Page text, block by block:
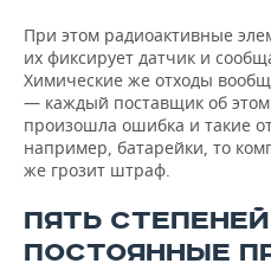
При этом радиоактивные
их фиксирует датчик и
Химические же отходы
— каждый поставщик об этом
произошла ошибка и такие
например, батарейки, то
же грозит штраф.
ПЯТЬ
ПОСТОЯННЫЕ